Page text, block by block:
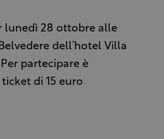
lunedì 28 ottobre alle
dell’hotel Villa
partecipare è
di 15 euro